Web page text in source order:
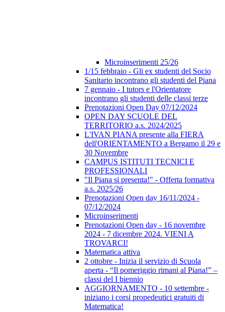
Microinserimenti 25/26
1/15 febbraio - Gli ex studenti del Socio
Sanitario incontrano gli studenti del Piana
7 gennaio - I tutors e l'Orientatore
incontrano gli studenti delle classi terze
Prenotazioni Open Day 07/12/2024
OPEN DAY SCUOLE DEL
TERRITORIO a.s. 2024/2025
L'IVAN PIANA presente alla FIERA
dell'ORIENTAMENTO a Bergamo il 29 e
30 Novembre
CAMPUS ISTITUTI TECNICI E
PROFESSIONALI
"Il Piana si presenta!" - Offerta formativa
a.s. 2025/26
Prenotazioni Open day 16/11/2024 -
07/12/2024
Microinserimenti
Prenotazioni Open day - 16 novembre
2024 - 7 dicembre 2024. VIENI A
TROVARCI!
Matematica attiva
2 ottobre - Inizia il servizio di Scuola
aperta - “Il pomeriggio rimani al Piana!” –
classi del I biennio
AGGIORNAMENTO - 10 settembre -
iniziano i corsi propedeutici gratuiti di
Matematica!